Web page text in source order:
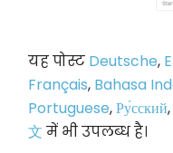
यह पोस्ट Deutsche,
Français, Bahasa
Portuguese,Ру́сский
文 में भी उपलब्ध है।